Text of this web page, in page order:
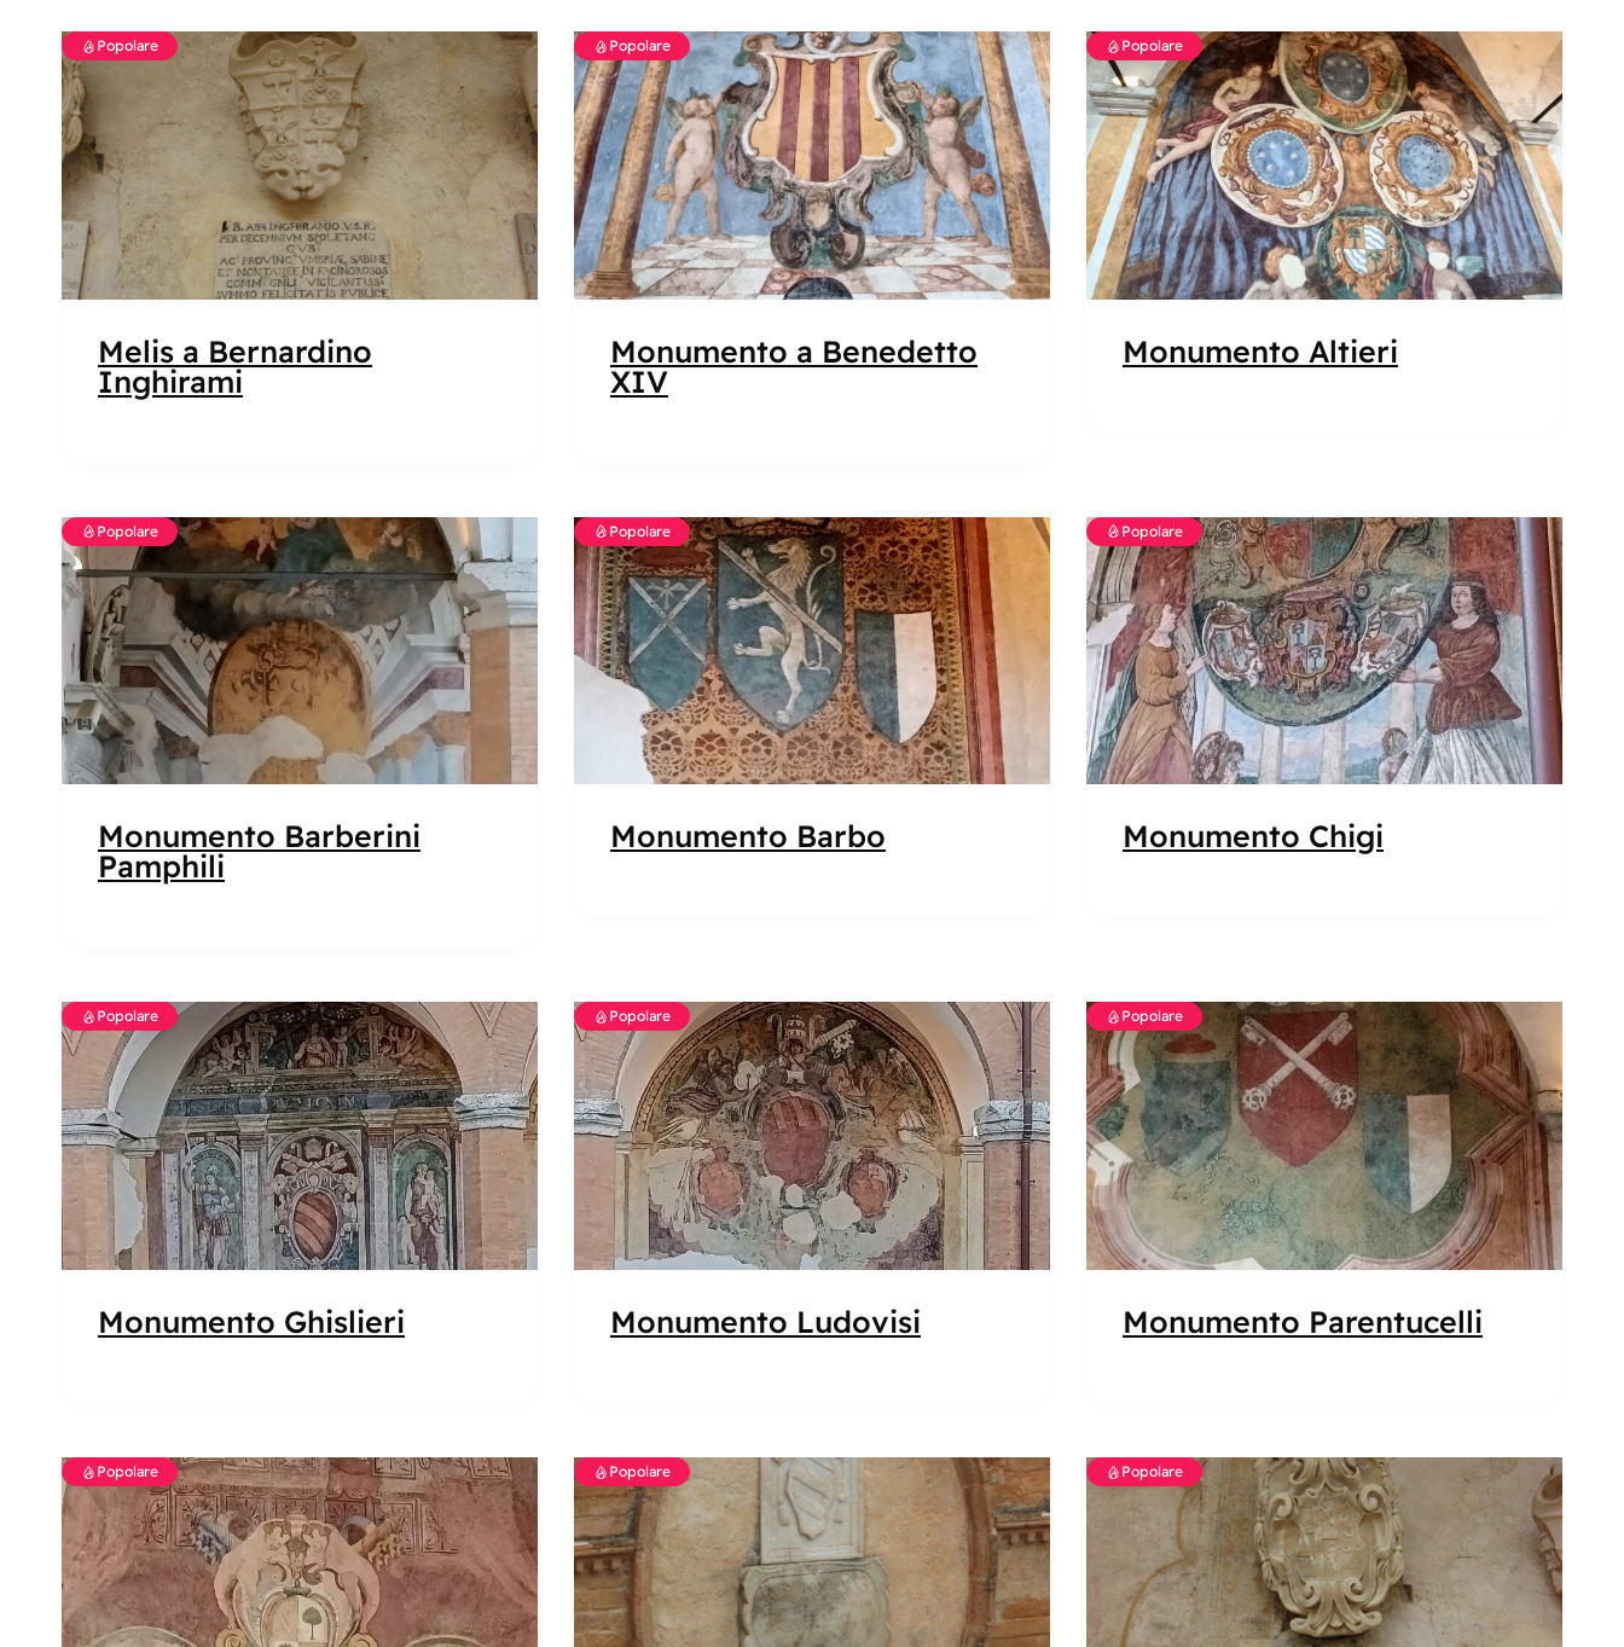
Popolare
Melis a Bernardino
Inghirami
Popolare
Monumento a Benedetto
XIV
Popolare
Monumento Altieri
Popolare
Monumento Barberini
Pamphili
Popolare
Monumento Barbo
Popolare
Monumento Chigi
Popolare
Monumento Ghislieri
Popolare
Monumento Ludovisi
Popolare
Monumento Parentucelli
Popolare Popolare Popolare